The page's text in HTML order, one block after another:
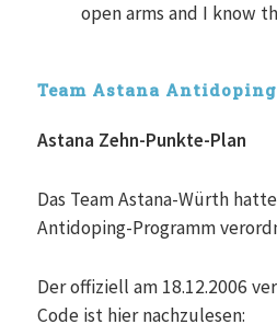
open arms and I know
Team Astana
Astana Zehn-Punkte-Plan
Das Team Astana-Würth
Antidoping-Programm
Der offiziell am 18.12.2006
Code ist hier nachzulesen: